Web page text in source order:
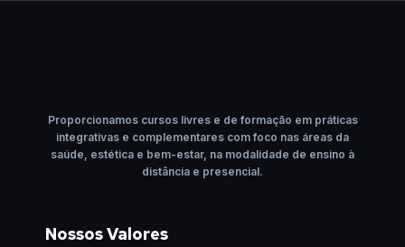
Proporcionamos cursos livres e de formação em práticas
integrativas e complementares com foco nas áreas da
saúde, estética e bem-estar, na modalidade de ensino à
distância e presencial.
Nossos Valores